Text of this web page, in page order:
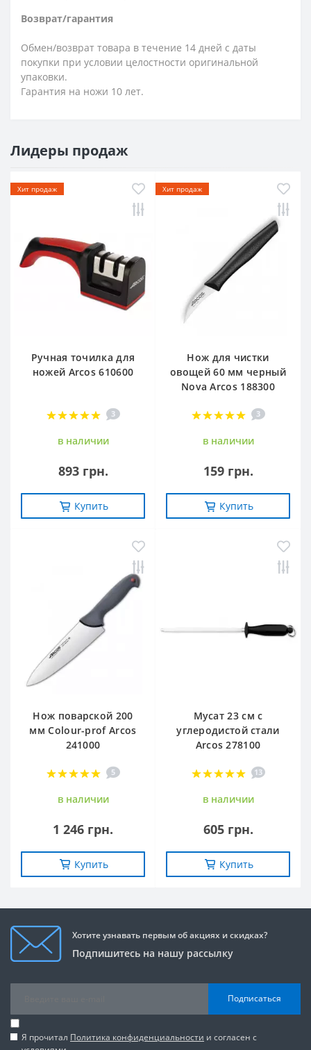
Возврат/гарантия
Обмен/возврат товара в течение 14 дней с даты
покупки при условии целостности оригинальной
упаковки.
Гарантия на ножи 10 лет.
Лидеры продаж
Хит продаж
Ручная точилка для
ножей Arcos 610600
3
в наличии
893 грн.
Купить
Хит продаж
Нож для чистки
овощей 60 мм черный
Nova Arcos 188300
3
в наличии
159 грн.
Купить
Нож поварской 200
мм Сolour-prof Arcos
241000
5
в наличии
1 246 грн.
Купить
Мусат 23 см с
углеродистой стали
Arcos 278100
13
в наличии
605 грн.
Купить
Хотите узнавать первым об акциях и скидках?
Подпишитесь на нашу рассылку
Подписаться
Я прочитал Политика конфиденциальности и согласен с